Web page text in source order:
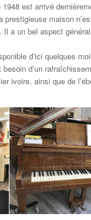
est arrivé
prestigieuse maison
Il a un bel aspect
d’ici quelques
d’un
ivoire, ainsi que de